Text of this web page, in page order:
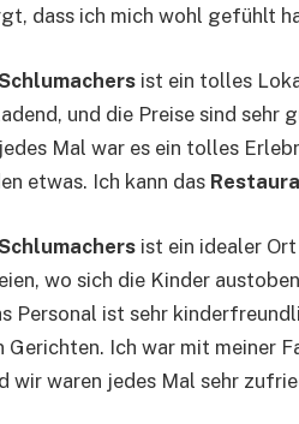
dass ich mich wohl gefühlt
ist ein tolles
und die Preise sind sehr
Mal war es ein tolles
etwas. Ich kann das
ist ein idealer
wo sich die Kinder
Personal ist sehr
Ich war mit meiner
wir waren jedes Mal sehr